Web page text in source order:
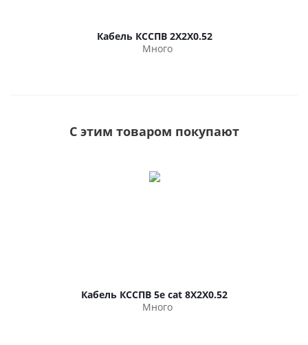
Кабель КССПВ 2Х2Х0.52
Много
С этим товаром покупают
Кабель КССПВ 5e cat 8Х2Х0.52
Много